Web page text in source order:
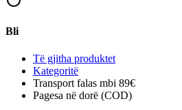
Bli
Të gjitha produktet
Kategoritë
Transport falas mbi 89€
Pagesa në dorë (COD)